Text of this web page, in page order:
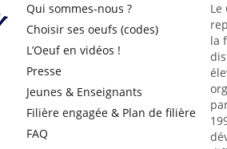
Qui sommes-nous ?
Choisir ses oeufs (codes)
L’Oeuf en vidéos !
Presse
Jeunes & Enseignants
Filière engagée & Plan de filière
FAQ
Le
la